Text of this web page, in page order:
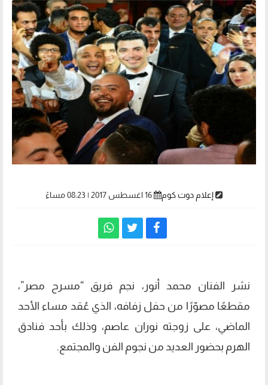
إعلام دوت كوم
نشر الفنان محمد أنور، نجم فريق “مسرح مصر”،
مقطعًا مصوّرًا من حفل زفافه، الذي عُقد مساء الأحد
الماضي، على زوجته نوران عاصم، وذلك بأحد فنادق
الهرم بحضور العديد من نجوم الفن والمجتمع.